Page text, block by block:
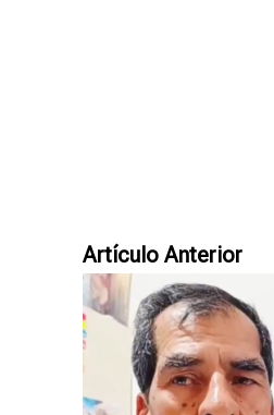
Artículo Anterior